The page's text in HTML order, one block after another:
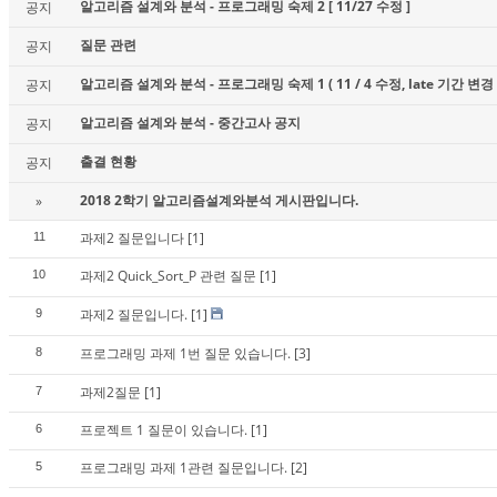
공지 알고리즘 설계와 분석 - 프로그래밍 숙제 2 [ 11/27 수정 ]
공지 질문 관련
공지 알고리즘 설계와 분석 - 프로그래밍 숙제 1 ( 11 / 4 수정, late 기간 변경
공지 알고리즘 설계와 분석 - 중간고사 공지
공지 출결 현황
» 2018 2학기 알고리즘설계와분석 게시판입니다.
11 과제2 질문입니다 [1]
10 과제2 Quick_Sort_P 관련 질문 [1]
9 과제2 질문입니다. [1]
8 프로그래밍 과제 1번 질문 있습니다. [3]
7 과제2질문 [1]
6 프로젝트 1 질문이 있습니다. [1]
5 프로그래밍 과제 1관련 질문입니다. [2]